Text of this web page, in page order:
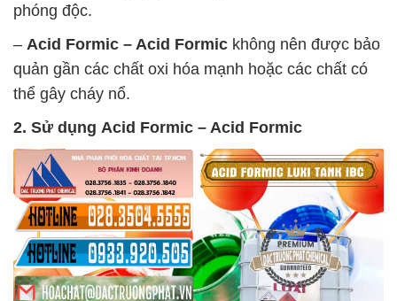
phóng độc.
– Acid Formic – Acid Formic không nên được bảo
quản gần các chất oxi hóa mạnh hoặc các chất có
thể gây cháy nổ.
2. Sử dụng Acid Formic – Acid Formic